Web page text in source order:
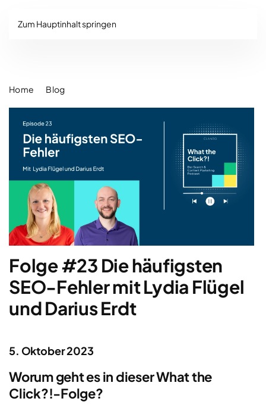
Zum Hauptinhalt springen
Home Blog
Folge #23 Die häufigsten
SEO-Fehler mit Lydia Flügel
und Darius Erdt
5. Oktober 2023
Worum geht es in dieser What the
Click?!-Folge?